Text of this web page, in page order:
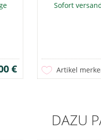
€
Sofort
Artikel
DAZU